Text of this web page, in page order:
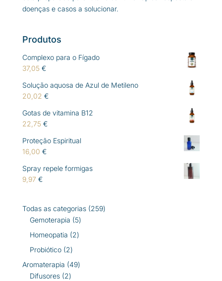
doenças e casos a solucionar.
Produtos
Complexo para o Fígado
37,05 €
Solução aquosa de Azul de Metileno
20,02 €
Gotas de vitamina B12
22,75 €
Proteção Espiritual
16,00 €
Spray repele formigas
9,97 €
Todas as categorias 259259
Gemoterapia 55
produtos
Homeopatia 22
Probiótico 22
produtos
Aromaterapia 4949
Difusores 22